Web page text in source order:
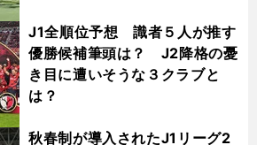
J1全順位予想 識者５人が推す
優勝候補筆頭は？ J2降格の憂
き目に遭いそうな３クラブと
は？
秋春制が導入されたJ1リーグ2